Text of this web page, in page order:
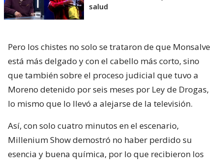
salud
Pero los chistes no solo se trataron de que Monsalve
está más delgado y con el cabello más corto, sino
que también sobre el proceso judicial que tuvo a
Moreno detenido por seis meses por Ley de Drogas,
lo mismo que lo llevó a alejarse de la televisión.
Así, con solo cuatro minutos en el escenario,
Millenium Show demostró no haber perdido su
esencia y buena química, por lo que recibieron los